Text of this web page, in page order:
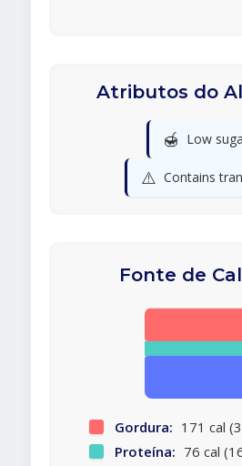
Atributos do
🍯 Low
⚠️ Contains
Fonte de
Gordura: 171 cal
Proteína: 76 cal